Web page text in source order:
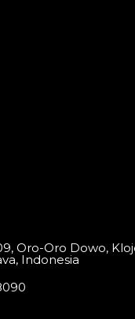
Oro-Oro Dowo,
Indonesia